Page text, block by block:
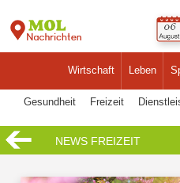
Wirtschaft Leben
Gesundheit Freizeit
NEWS FREIZEIT